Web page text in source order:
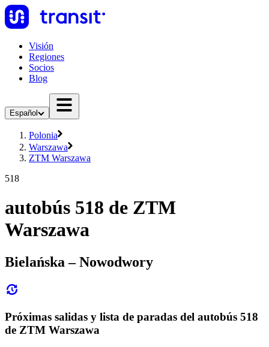
Visión
Regiones
Socios
Blog
Español
Polonia
Warszawa
ZTM Warszawa
518
autobús 518 de ZTM
Warszawa
Bielańska – Nowodwory
Próximas salidas y lista de paradas del autobús 518
de ZTM Warszawa